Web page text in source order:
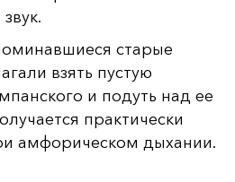
старые
взять пустую
и подуть над ее
практически
амфорическом дыхании.